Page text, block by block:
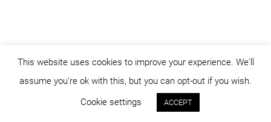
© dicositiganas 2026
This website uses cookies to improve your experience. We'll
assume you're ok with this, but you can opt-out if you wish.
Cookie settings
ACCEPT